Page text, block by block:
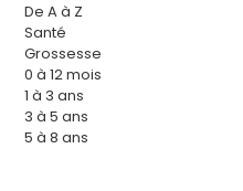
De A à Z
Santé
Grossesse
0 à 12 mois
1 à 3 ans
3 à 5 ans
5 à 8 ans